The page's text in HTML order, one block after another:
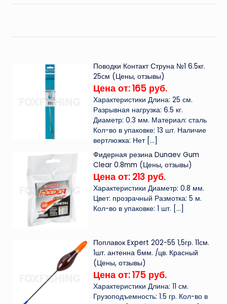
Поводки Контакт Струна №1 6.5кг.
25см (Цены, отзывы)
Цена от: 165 руб.
Характеристики Длина: 25 см.
Разрывная нагрузка: 6.5 кг.
Диаметр: 0.3 мм. Материал: сталь
Кол-во в упаковке: 13 шт. Наличие
вертлюжка: Нет[…]
Фидерная резина Dunaev Gum
Clear 0.8mm (Цены, отзывы)
Цена от: 213 руб.
Характеристики Диаметр: 0.8 мм.
Цвет: прозрачный Размотка: 5 м.
Кол-во в упаковке: 1 шт. […]
Поплавок Expert 202-55 1,5гр. 11см.
1шт. антенна 6мм. /цв. Красный
(Цены, отзывы)
Цена от: 175 руб.
Характеристики Длина: 11 см.
Грузоподъемность: 1.5 гр. Кол-во в